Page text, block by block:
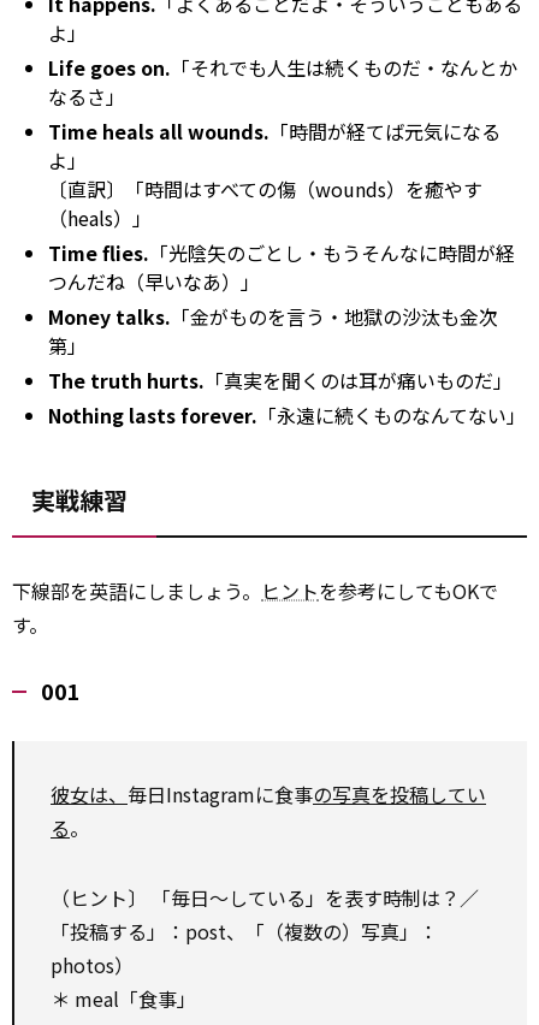
よ」
Life goes on. 「それでも人生は続くものだ・なんとか
なるさ」
Time heals all wounds. 「時間が経てば元気になる
よ」
〔直訳〕「時間はすべての傷（wounds）を癒やす
（heals）」
Time flies. 「光陰矢のごとし・もうそんなに時間が経
つんだね（早いなあ）」
Money talks. 「金がものを言う・地獄の沙汰も金次
第」
The truth hurts. 「真実を聞くのは耳が痛いものだ」
Nothing lasts forever. 「永遠に続くものなんてない」
実戦練習
下線部を英語にしましょう。 ヒントを参考にしてもOKで
す。
001
彼女は、 毎日Instagramに食事の写真を投稿してい
る。
（ヒント〕 「毎日～している」を表す時制は？／
「投稿する」：post、「（複数の）写真」：
photos）
＊ meal「食事」